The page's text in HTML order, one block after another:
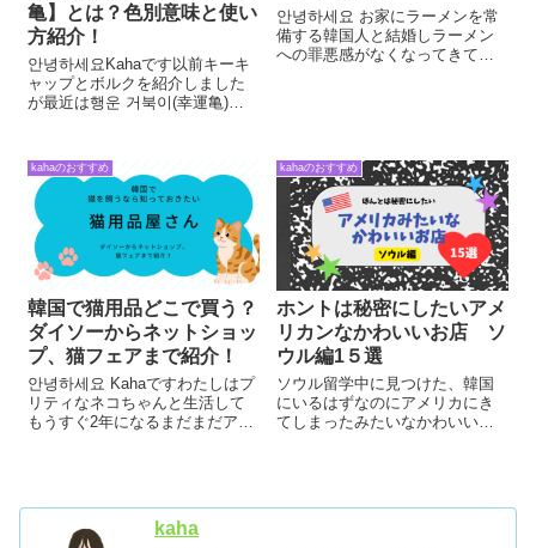
亀】とは？色別意味と使い
方紹介！
안녕하세요Kahaです以前キーキ
ャップとボルクを紹介しました
が最近は행운 거북이(幸運亀)🐢
ね今回はそのカメさんについて
紹介します！！행운 거북이 幸運
の亀とは？カラフルなカメのパ
ーツ...
안녕하세요 お家にラーメンを常
備する韓国人と結婚しラーメン
への罪悪感がなくなってきてい
면のあんまり...
kahaのおすすめ
韓国で猫用品どこで買う？
ダイソーからネットショッ
プ、猫フェアまで紹介！
안녕하세요 Kahaですわたしはプ
リティなネコちゃんと生活して
もうすぐ2年になるまだまだアマ
がトレードマークのブランド猫
ちゃんに関...
kahaのおすすめ
ホントは秘密にしたいアメ
リカンなかわいいお店 ソ
ウル編1５選
ソウル留学中に見つけた、韓国
にいるはずなのにアメリカにき
てしまったみたいなかわいい雑
kaha